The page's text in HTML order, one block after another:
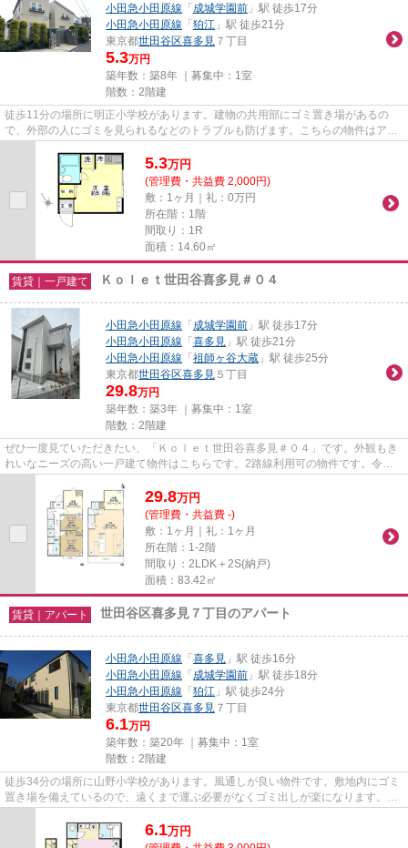
小田急小田原線 「成城学園前 」駅 徒歩17分
小田急小田原線 「狛江 」駅 徒歩21分
東京都世田谷区喜多見 ７丁目
5.3万円
築年数：築8年 ｜募集中： 1室
階数：2階建
徒歩11分の場所に明正小学校があります。建物の共用部にゴミ置き場があるの
で、外部の人にゴミを見られるなどのトラブルも防げます。こちらの物件はアパ
ートです。クレジットカードで...
5.3万円
(管理費・共益費 2,000円)
敷：1ヶ月｜礼：0万円
所在階：1階
間取り：1R
面積：14.60㎡
賃貸｜一戸建て Ｋｏｌｅｔ世田谷喜多見＃０４
小田急小田原線 「成城学園前 」駅 徒歩17分
小田急小田原線 「喜多見 」駅 徒歩21分
小田急小田原線 「祖師ヶ谷大蔵 」駅 徒歩25分
東京都世田谷区喜多見 ５丁目
29.8万円
築年数：築3年 ｜募集中： 1室
階数：2階建
ぜひ一度見ていただきたい、「Ｋｏｌｅｔ世田谷喜多見＃０４」です。外観もき
れいなニーズの高い一戸建て物件はこちらです。2路線利用可の物件です。令和5
年築の物件です。世田谷区や...
29.8万円
(管理費・共益費 -)
敷：1ヶ月｜礼：1ヶ月
所在階：1-2階
間取り：2LDK＋2S(納戸)
面積：83.42㎡
賃貸｜アパート 世田谷区喜多見７丁目のアパート
小田急小田原線 「喜多見 」駅 徒歩16分
小田急小田原線 「成城学園前 」駅 徒歩18分
小田急小田原線 「狛江 」駅 徒歩24分
東京都世田谷区喜多見 ７丁目
6.1万円
築年数：築20年 ｜募集中： 1室
階数：2階建
徒歩34分の場所に山野小学校があります。風通しが良い物件です。敷地内にゴミ
置き場を備えているので、遠くまで運ぶ必要がなくゴミ出しが楽になります。こ
ちらは初期費用をカードでお...
6.1万円